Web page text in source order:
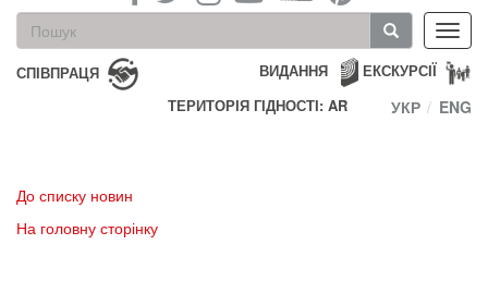
Пошукова
форма
Пошук
СПІВПРАЦЯ ЕКСКУРСІЇ
ВИДАННЯ
ТЕРИТОРІЯ ГІДНОСТІ: AR
УКР ENG
До списку новин
На головну сторінку